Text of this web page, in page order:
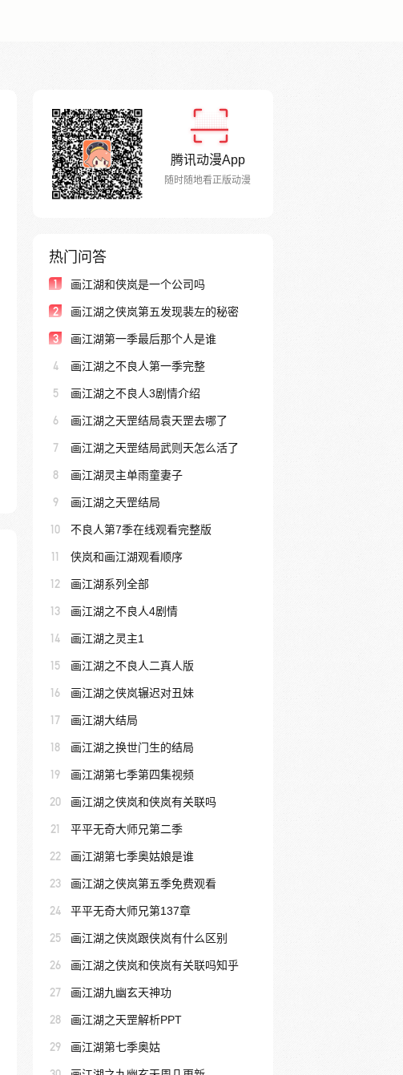
腾讯动漫App
随时随地看正版动漫
热门问答
1 画江湖和侠岚是一个公司吗
2 画江湖之侠岚第五发现裴左的秘密
3 画江湖第一季最后那个人是谁
4 画江湖之不良人第一季完整
5 画江湖之不良人3剧情介绍
6 画江湖之天罡结局袁天罡去哪了
7 画江湖之天罡结局武则天怎么活了
8 画江湖灵主单雨童妻子
9 画江湖之天罡结局
10 不良人第7季在线观看完整版
11 侠岚和画江湖观看顺序
12 画江湖系列全部
13 画江湖之不良人4剧情
14 画江湖之灵主1
15 画江湖之不良人二真人版
16 画江湖之侠岚辗迟对丑妹
17 画江湖大结局
18 画江湖之换世门生的结局
19 画江湖第七季第四集视频
20 画江湖之侠岚和侠岚有关联吗
21 平平无奇大师兄第二季
22 画江湖第七季奥姑娘是谁
23 画江湖之侠岚第五季免费观看
24 平平无奇大师兄第137章
25 画江湖之侠岚跟侠岚有什么区别
26 画江湖之侠岚和侠岚有关联吗知乎
27 画江湖九幽玄天神功
28 画江湖之天罡解析PPT
29 画江湖第七季奥姑